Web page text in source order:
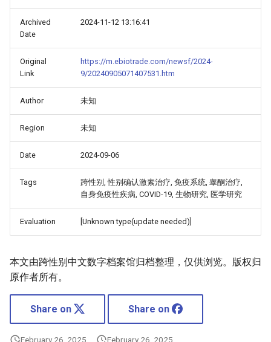
Archived
Date
2024-11-12 13:16:41
Original
Link
https://m.ebiotrade.com/newsf/2024-
9/20240905071407531.htm
Author 未知
Region 未知
Date 2024-09-06
Tags
跨性别, 性别确认激素治疗, 免疫系统, 睾酮治疗,
自身免疫性疾病, COVID-19, 生物研究, 医学研究
Evaluation [Unknown type(update needed)]
本文由跨性别中文数字档案馆归档整理，仅供浏览。版权归
原作者所有。
Share on Share on
February 26, 2025 February 26, 2025